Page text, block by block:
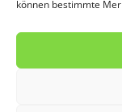
können bestimmte
WordPress.org